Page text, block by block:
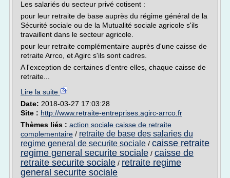
Les salariés du secteur privé cotisent :
pour leur retraite de base auprès du régime général de la
Sécurité sociale ou de la Mutualité sociale agricole s'ils
travaillent dans le secteur agricole.
pour leur retraite complémentaire auprès d'une caisse de
retraite Arrco, et Agirc s'ils sont cadres.
A l'exception de certaines d'entre elles, chaque caisse de
retraite...
Lire la suite
Date: 2018-03-27 17:03:28
Site : http://www.retraite-entreprises.agirc-arrco.fr
Thèmes liés : action sociale caisse de retraite
complementaire / retraite de base des salaries du
regime general de securite sociale / caisse retraite
regime general securite sociale / caisse de
retraite securite sociale / retraite regime
general securite sociale